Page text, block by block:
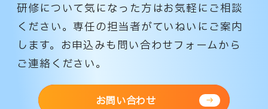
研修について気になった方はお気軽にご相談
ください。専任の担当者がていねいにご案内
します。 お申込みも問い合わせフォームから
ご連絡ください。
お問い合わせ